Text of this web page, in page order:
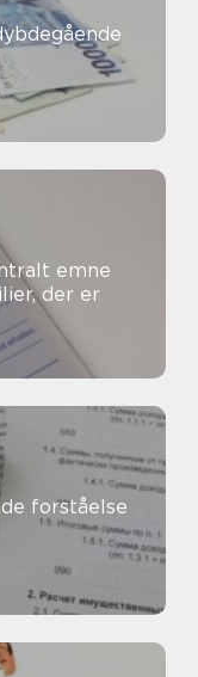
emne
der er
forståelse